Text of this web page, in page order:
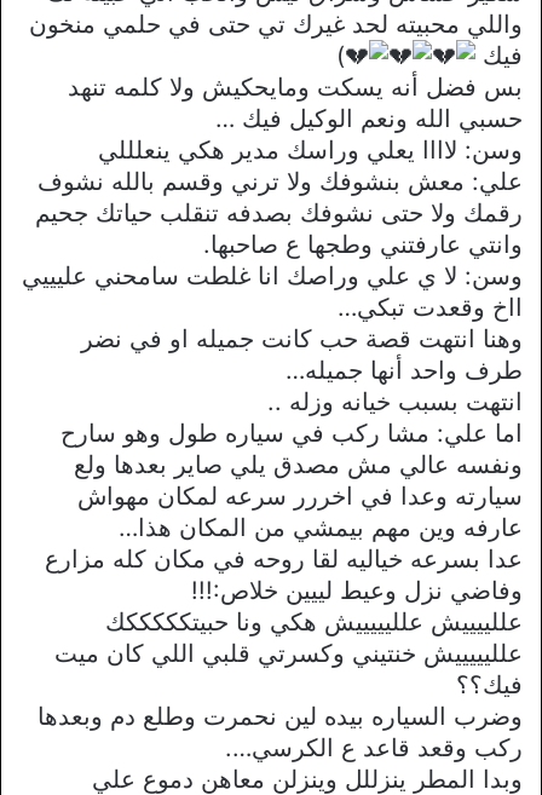
واللي محبيته لحد غيرك تي حتى في حلمي منخون
فيك
)
بس فضل أنه يسكت ومايحكيش ولا كلمه تنهد
حسبي الله ونعم الوكيل فيك …
وسن: لاااا يعلي وراسك مدير هكي ينعلللي
علي: معش بنشوفك ولا ترني وقسم بالله نشوف
رقمك ولا حتى نشوفك بصدفه تنقلب حياتك جحيم
وانتي عارفتني وطجها ع صاحبها.
وسن: لا ي علي وراصك انا غلطت سامحني عليييي
ااخ وقعدت تبكي…
وهنا انتهت قصة حب كانت جميله او في نضر
طرف واحد أنها جميله…
انتهت بسبب خيانه وزله ..
اما علي: مشا ركب في سياره طول وهو سارح
ونفسه عالي مش مصدق يلي صاير بعدها ولع
سيارته وعدا في اخررر سرعه لمكان مهواش
عارفه وين مهم بيمشي من المكان هذا…
عدا بسرعه خياليه لقا روحه في مكان كله مزارع
وفاضي نزل وعيط لييين خلاص:!!!
عللييييش علليييييش هكي ونا حبيتكككككك
علليييييش خنتيني وكسرتي قلبي اللي كان ميت
فيك؟؟
وضرب السياره بيده لين نحمرت وطلع دم وبعدها
ركب وقعد قاعد ع الكرسي….
وبدا المطر ينزللل وينزلن معاهن دموع علي